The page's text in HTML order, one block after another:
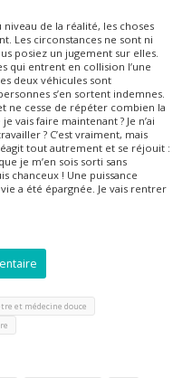
niveau de la réalité, les choses
Les circonstances ne sont ni
posiez un jugement sur elles.
qui entrent en collision l’une
deux véhicules sont
s’en sortent indemnes.
ne cesse de répéter combien la
vais faire maintenant ? Je n’ai
? C’est vraiment, mais
tout autrement et se réjouit :
je m’en sois sorti sans
chanceux ! Une puissance
a été épargnée. Je vais rentrer
et médecine douce